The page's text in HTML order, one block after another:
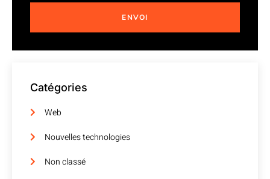
ENVOI
Catégories
Web
Nouvelles technologies
Non classé